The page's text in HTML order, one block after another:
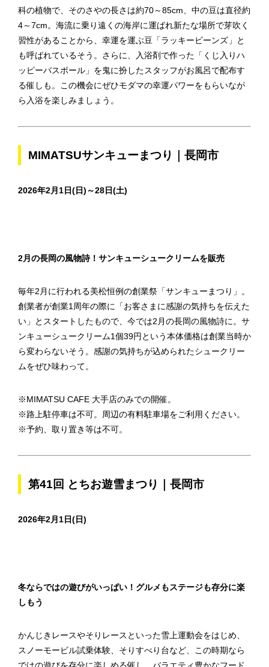
科の植物で、そのさやの長さは約70～85cm、中の豆は直径約
4～7cm。海流に乗り遠くの海岸に運ばれ新たな場所で芽吹く
習性があることから、幸運を運ぶ豆「ラッキービーンズ」と
も呼ばれているそう。さらに、入浴剤で作った「くじ入りハ
ッピーバスボール」を鬼に扮したスタッフがお風呂で配布す
る催しも。この機会にぜひモダマの幸運パワーをもらいなが
ら入浴を楽しみましょう。
MIMATSUサンキューまつり｜長岡市
2026年2月1日(日)～28日(土)
2月の長岡の風物詩！サンキューシュークリームを販売
毎年2月に行われる美松恒例の創業祭「サンキューまつり」。
創業者が創業1周年の際に「お客さまに感謝の気持ちを伝えた
い」とスタートしたもので、今では2月の長岡の風物詩に。サ
ンキューシュークリーム1個39円という本体価格は創業当時か
ら変わらないそう。感謝の気持ちが込められたシュークリー
ムをぜひ味わって。
※MIMATSU CAFE 大手店のみでの開催。
※路上駐停車は不可。周辺の有料駐車場をご利用ください。
※予約、取り置き等は不可。
第41回 とちお遊雪まつり｜長岡市
2026年2月1日(日)
冬ならではの遊びがいっぱい！グルメもステージも存分に楽
しもう
かんじきレースやそりレースといった雪上運動会をはじめ、
スノーモービル試乗体験、そりすべり台など、この時期なら